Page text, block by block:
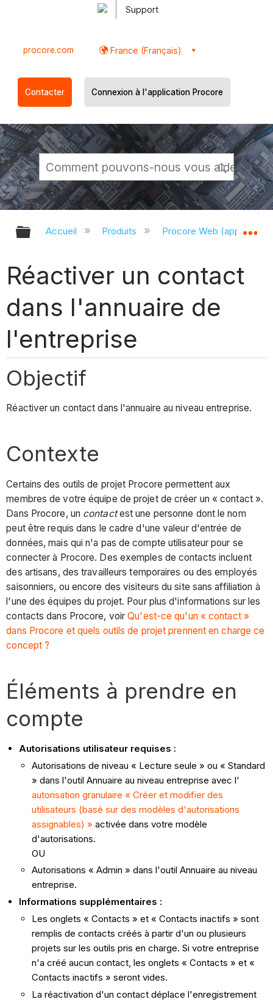
Support
procore.com France (Français)
Contacter Connexion à l'application Procore
Développer/réduire la hiérarchie
Accueil Produits Procore Web
Réactiver un contact
dans l'annuaire de
l'entreprise
Objectif
Réactiver un contact dans l'annuaire au niveau entreprise.
Contexte
Certains des outils de projet Procore permettent aux
membres de votre équipe de projet de créer un « contact ».
Dans Procore, un contactest une personne dont le nom
peut être requis dans le cadre d'une valeur d'entrée de
données, mais qui n'a pas de compte utilisateur pour se
connecter à Procore. Des exemples de contacts incluent
des artisans, des travailleurs temporaires ou des employés
saisonniers, ou encore des visiteurs du site sans affiliation à
l'une des équipes du projet. Pour plus d'informations sur les
contacts dans Procore, voirQu'est-ce qu'un « contact »
dans Procore et quels outils de projet prennent en charge ce
concept ?
Éléments à prendre en
compte
Autorisations utilisateur requises :
Autorisations de niveau « Lecture seule » ou « Standard
» dans l'outil Annuaire au niveau entreprise avec l'
autorisation granulaire « Créer et modifier des
utilisateurs (basé sur des modèles d'autorisations
assignables) »activée dans votre modèle
d'autorisations.
OU
Autorisations « Admin » dans l'outil Annuaire au niveau
entreprise.
Informations supplémentaires :
Les onglets « Contacts » et « Contacts inactifs » sont
remplis de contacts créés à partir d'un ou plusieurs
projets sur les outils pris en charge. Si votre entreprise
n'a créé aucun contact, les onglets « Contacts » et «
Contacts inactifs » seront vides.
La réactivation d'un contact déplace l'enregistrement